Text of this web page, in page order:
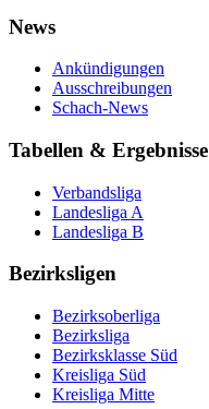
News
Ankündigungen
Ausschreibungen
Schach-News
Tabellen & Ergebnisse
Verbandsliga
Landesliga A
Landesliga B
Bezirksligen
Bezirksoberliga
Bezirksliga
Bezirksklasse Süd
Kreisliga Süd
Kreisliga Mitte